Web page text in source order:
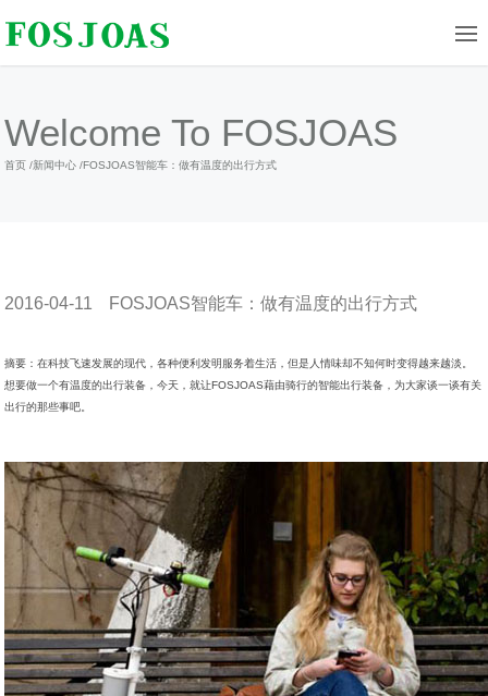
Welcome To FOSJOAS
首页 /新闻中心 /FOSJOAS智能车：做有温度的出行方式
2016-04-11 FOSJOAS智能车：做有温度的出行方式
摘要：在科技飞速发展的现代，各种便利发明服务着生活，但是人情味却不知何时变得越来越淡。
想要做一个有温度的出行装备，今天，就让FOSJOAS藉由骑行的智能出行装备，为大家谈一谈有关
出行的那些事吧。